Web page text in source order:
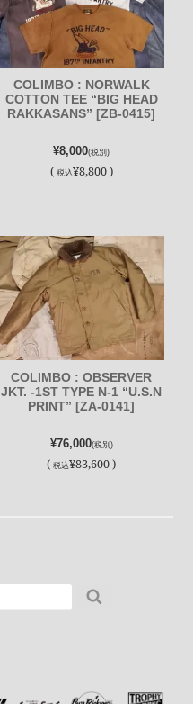
COLIMBO : NORWALK
COTTON TEE “BIG HEAD
RAKKASANS” [ZB-0415]
¥8,000(税別)
( 税込¥8,800 )
COLIMBO : OBSERVER
JKT. -1ST TYPE N-1 “U.S.N
PRINT” [ZA-0141]
¥76,000(税別)
(税込¥83,600 )